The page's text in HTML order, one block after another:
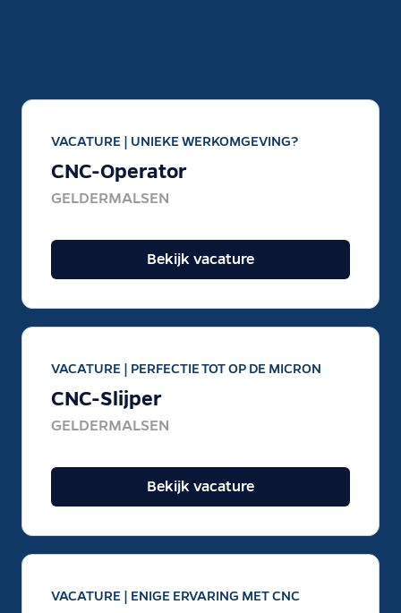
VACATURE | UNIEKE WERKOMGEVING?
CNC-Operator
GELDERMALSEN
Bekijk vacature
VACATURE | PERFECTIE TOT OP DE MICRON
CNC-Slijper
GELDERMALSEN
Bekijk vacature
VACATURE | ENIGE ERVARING MET CNC